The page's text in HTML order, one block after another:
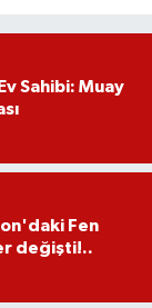
Sahibi: Muay
Fen
değişti!..